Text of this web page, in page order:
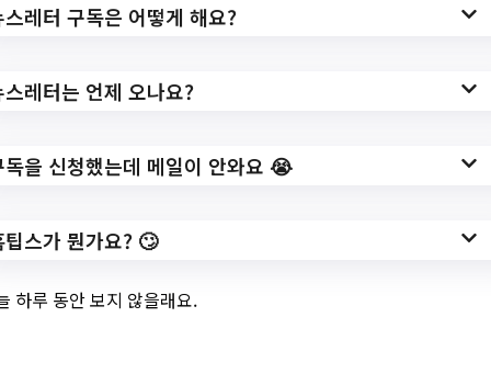
2021년 흰소띠 아기의
스레터 구독은 어떻게 해요?
스레터는 언제 오나요?
독을 신청했는데 메일이 안와요 😭
팁스가 뭔가요? 🙄
하루 동안 보지 않을래요.